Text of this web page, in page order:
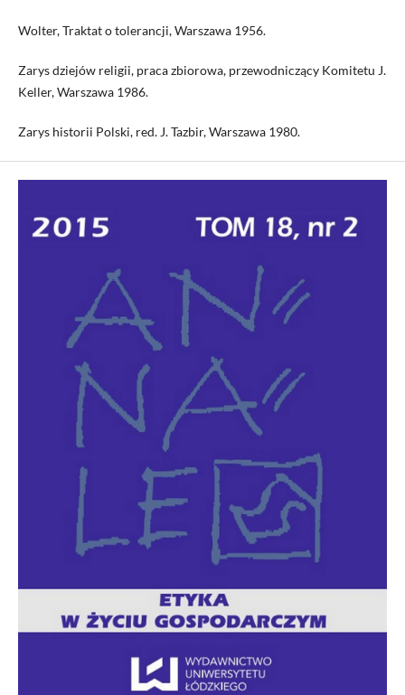
Wolter, Traktat o tolerancji, Warszawa 1956.
Zarys dziejów religii, praca zbiorowa, przewodniczący Komitetu J.
Keller, Warszawa 1986.
Zarys historii Polski, red. J. Tazbir, Warszawa 1980.